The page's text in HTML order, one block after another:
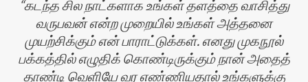
கடந்த சில நாட்களாக உங்கள் தளத்தை வாசித்து
வருபவன் என்ற முறையில் உங்கள் அத்தனை
முயற்சிக்கும் என் பாராட்டுக்கள். எனது முகநூல்
பக்கத்தில் எழுதிக் கொண்டிருக்கும் நான் அதைத்
தாண்டி வெளியே வர எண்ணியதால் உங்களுக்கு